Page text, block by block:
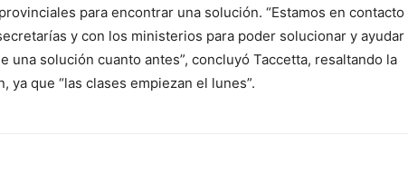
para encontrar una solución. “Estamos en contacto
y con los ministerios para poder solucionar y ayudar
una solución cuanto antes”, concluyó Taccetta, resaltando la
que “las clases empiezan el lunes”.